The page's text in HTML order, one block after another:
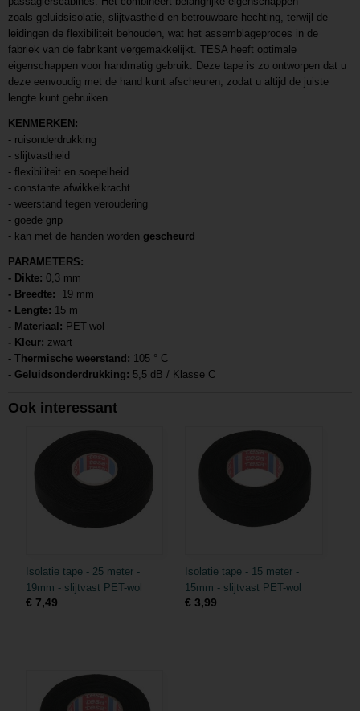
zoals geluidsisolatie, slijtvastheid en betrouwbare hechting, terwijl de
leidingen de flexibiliteit behouden, wat het assemblageproces in de
fabriek van de fabrikant vergemakkelijkt. TESA heeft optimale
eigenschappen voor handmatig gebruik. Deze tape is zo ontworpen dat u
deze eenvoudig met de hand kunt afscheuren, zodat u altijd de juiste
lengte kunt gebruiken.
KENMERKEN:
- ruisonderdrukking
- slijtvastheid
- flexibiliteit en soepelheid
- constante afwikkelkracht
- weerstand tegen veroudering
- goede grip
- kan met de handen worden gescheurd
PARAMETERS:
- Dikte: 0,3 mm
- Breedte: 19 mm
- Lengte: 15 m
- Materiaal: PET-wol
- Kleur: zwart
- Thermische weerstand: 105 ° C
- Geluidsonderdrukking: 5,5 dB / Klasse C
Ook interessant
Isolatie tape - 25 meter -
19mm - slijtvast PET-wol
€ 7,49
Isolatie tape - 15 meter -
15mm - slijtvast PET-wol
€ 3,99